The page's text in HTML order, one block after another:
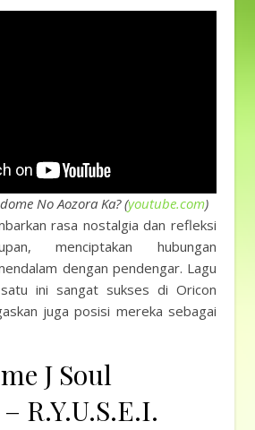
No Aozora Ka? (youtube.com)
rasa nostalgia dan refleksi
menciptakan hubungan
dengan pendengar. Lagu
ini sangat sukses di Oricon
juga posisi mereka sebagai
J Soul
R.Y.U.S.E.I.